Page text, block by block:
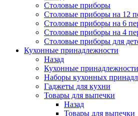
Столовые приборы
Столовые приборы на 12
Столовые приборы на 6
Столовые приборы на 4
Столовые приборы для
Кухонные принадлежности
Назад
Кухонные принадлежности
Наборы кухонных
Гаджеты для кухни
Товары для выпечки
Назад
Товары для выпечки